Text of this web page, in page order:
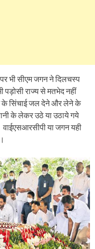
पर भी सीएम जगन ने दिलचस्प
पड़ोसी राज्य से मतभेद नहीं
के सिंचाई जल देने और लेने के
के लेकर उठे या उठाये गये
वाईएसआरसीपी या जगन यही